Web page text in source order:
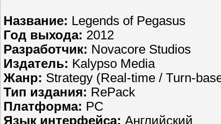
Название: Legends of Pegasus
Год выхода: 2012
Разработчик: Novacore Studios
Издатель: Kalypso Media
Жанр: Strategy (Real-time / Turn-
Тип издания: RePack
Платформа: PC
Язык интерфейса: Английский